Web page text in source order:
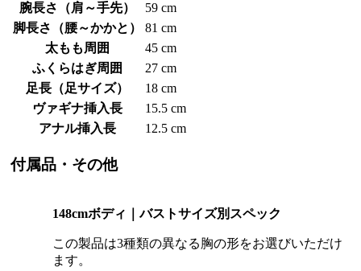
腕長さ（肩～手先）
59 cm
脚長さ（腰～かかと）
81 cm
太もも周囲
45 cm
ふくらはぎ周囲
27 cm
足長（足サイズ）
18 cm
ヴァギナ挿入長
15.5 cm
アナル挿入長
12.5 cm
付属品・その他
148cmボディ｜バストサイズ別スペック
この製品は3種類の異なる胸の形をお選びいただけ
ます。